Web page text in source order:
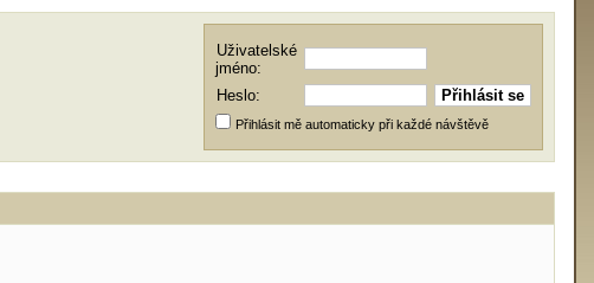
Uživatelské
jméno:
Heslo:
Přihlásit mě automaticky při každé návštěvě